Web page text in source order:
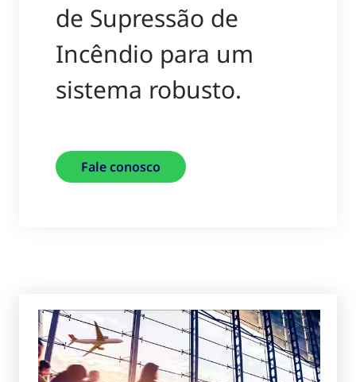
de Supressão de
Incêndio para um
sistema robusto.
Fale conosco